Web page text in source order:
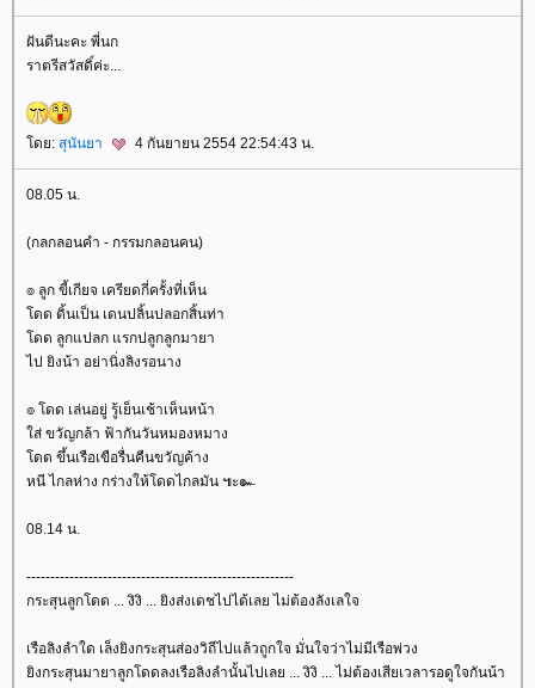
ฝันดีนะคะ พี่นก
ราตรีสวัสดิ์ค่ะ...
ดย: สุนันยา 4 กันยายน 2554 22:54:43 น.
08.05 น.
(กลกลอนคำ - กรรมกลอนคน)
๏ ลูก ขี้เกียจ เครียดกี่ครั้งที่เห็น
ดด ดิ้นเป็น เดนปลิ้นปลอกสิ้นท่า
ดด ลูกแปลก แรกปลูกลูกมายา
ไป ยิงน้า อย่านิ่งลิงรอนาง
๏ โดด เล่นอยู่ รู้เย็นเช้าเห็นหน้า
ส่ ขวัญกล้า ฟ้ากันวันหมองหมาง
ดด ขึ้นเรือเขือรื่นคืนขวัญค้าง
หนี ไกลห่าง กร่างให้โดดไกลมัน ๚ะ๛
08.14 น.
--------------------------------------------------------
กระสุนลูกโดด ... งิงิ ... ยิงส่งเดชไปได้เลย ไม่ต้องลังเลใจ
เรือลิงลำใด เล็งยิงกระสุนส่องวิถีไปแล้วถูกใจ มั่นใจว่าไม่มีเรือพ่วง
ิงกระสุนมายาลูกโดดลงเรือลิงลำนั้นไปเลย ... งิงิ ... ไม่ต้องเสียเวลารอดูใจกันน้า